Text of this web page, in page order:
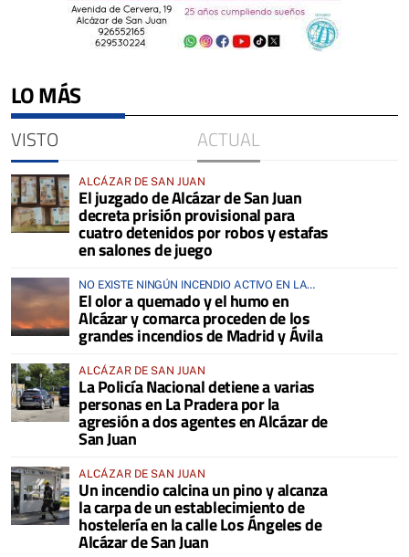
LO MÁS
VISTO ACTUAL
ALCÁZAR DE SAN JUAN
El juzgado de Alcázar de San Juan
decreta prisión provisional para
cuatro detenidos por robos y estafas
en salones de juego
NO EXISTE NINGÚN INCENDIO ACTIVO EN LA
COMARCA
El olor a quemado y el humo en
Alcázar y comarca proceden de los
grandes incendios de Madrid y Ávila
ALCÁZAR DE SAN JUAN
La Policía Nacional detiene a varias
personas en La Pradera por la
agresión a dos agentes en Alcázar de
San Juan
ALCÁZAR DE SAN JUAN
Un incendio calcina un pino y alcanza
la carpa de un establecimiento de
hostelería en la calle Los Ángeles de
Alcázar de San Juan